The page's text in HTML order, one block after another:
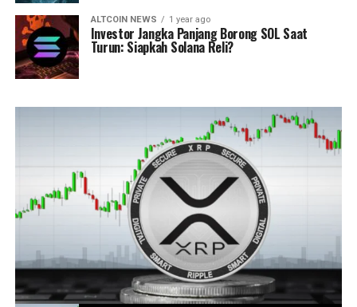
ALTCOIN NEWS 1 year ago
Investor Jangka Panjang Borong SOL Saat
Turun: Siapkah Solana Reli?